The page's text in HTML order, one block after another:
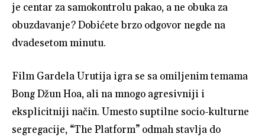
je centar za samokontrolu pakao, a ne obuka za
obuzdavanje? Dobićete brzo odgovor negde na
dvadesetom minutu.
Film Gardela Urutija igra se sa omiljenim temama
Bong Džun Hoa, ali na mnogo agresivniji i
eksplicitniji način. Umesto suptilne socio-kulturne
segregacije, “The Platform” odmah stavlja do